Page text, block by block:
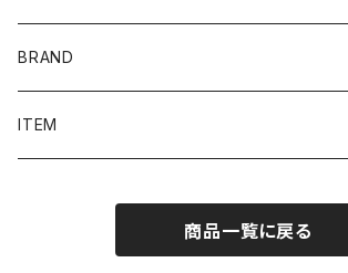
BRAND
NIKE
ITEM
商品一覧に戻る